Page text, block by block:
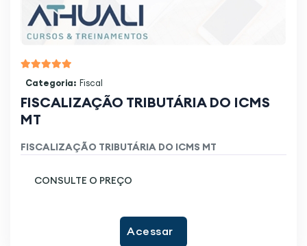
Categoria: Fiscal
FISCALIZAÇÃO TRIBUTÁRIA DO ICMS
MT
FISCALIZAÇÃO TRIBUTÁRIA DO ICMS MT
CONSULTE O PREÇO
Acessar